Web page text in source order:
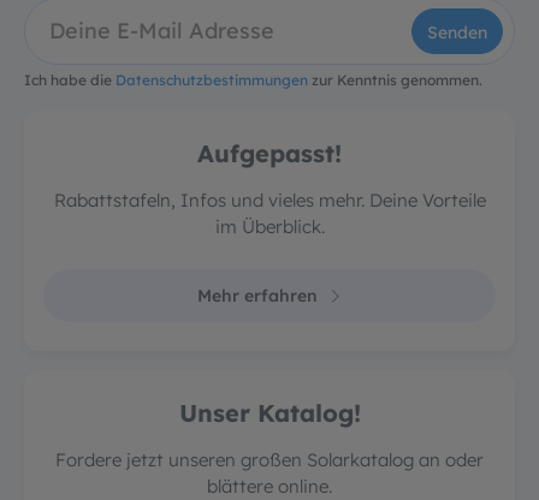
Senden
Ich habe die Datenschutzbestimmungen zur Kenntnis genommen.
Aufgepasst!
Rabattstafeln, Infos und vieles mehr. Deine Vorteile
im Überblick.
Mehr erfahren
Unser Katalog!
Fordere jetzt unseren großen Solarkatalog an oder
blättere online.